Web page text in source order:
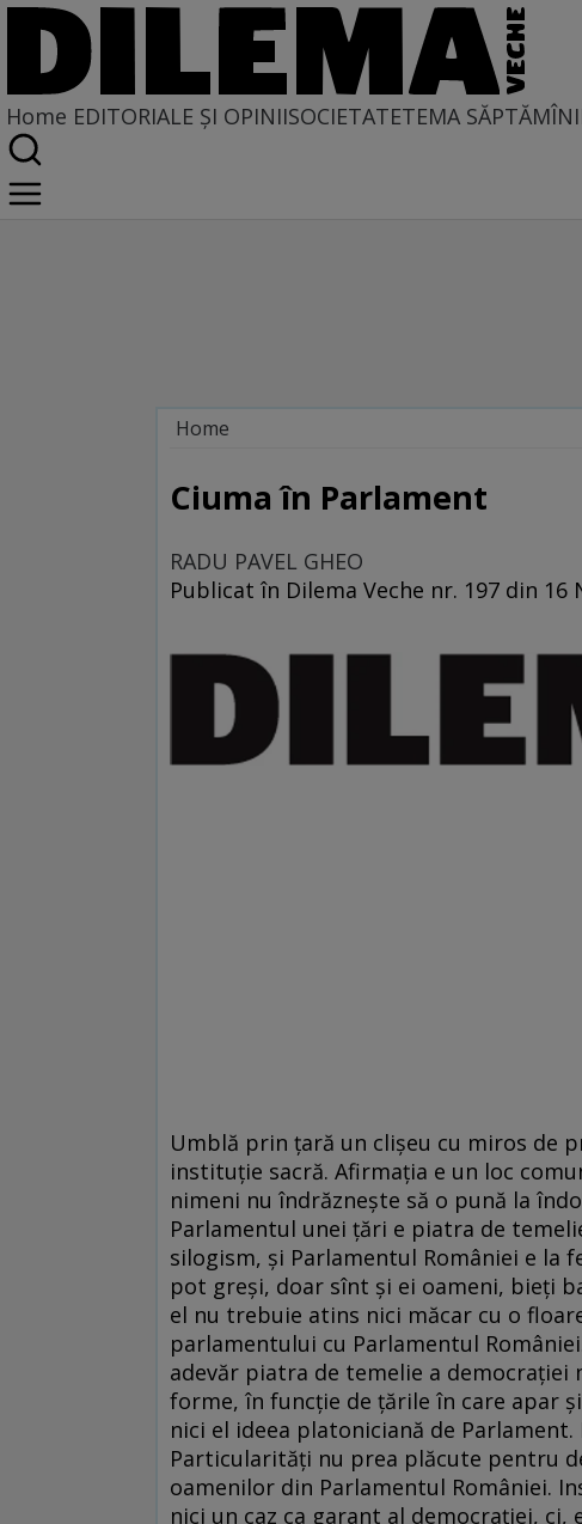
Home EDITORIALE ȘI OPINIISOCIETATETEMA
Home
Ciuma în Parlament
RADU PAVEL GHEO
Publicat în Dilema Veche nr. 197 din 16
Umblă prin ţară un clişeu cu miros de
instituţie sacră. Afirmaţia e un loc
nimeni nu îndrăzneşte să o pună la
Parlamentul unei ţări e piatra de
silogism, şi Parlamentul României e la
pot greşi, doar sînt şi ei oameni, bieţi
el nu trebuie atins nici măcar cu o
parlamentului cu Parlamentul
adevăr piatra de temelie a
forme, în funcţie de ţările în care apar
nici el ideea platoniciană de
Particularităţi nu prea plăcute pentru
oamenilor din Parlamentul României.
nici un caz ca garant al democraţiei, ci,